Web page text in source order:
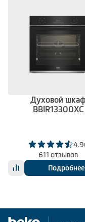
Духовой шкаф
BBIR13300XC
611 отзывов
Подробнее